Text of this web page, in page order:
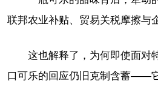
联邦农业补贴、贸易关税摩擦与
这也解释了，为何即使面对
口可乐的回应仍旧克制含蓄——